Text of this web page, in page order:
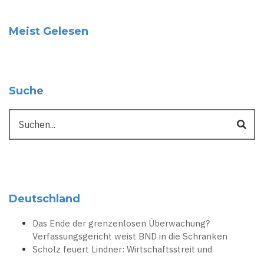
Meist Gelesen
Suche
Deutschland
Das Ende der grenzenlosen Überwachung?
Verfassungsgericht weist BND in die Schranken
Scholz feuert Lindner: Wirtschaftsstreit und